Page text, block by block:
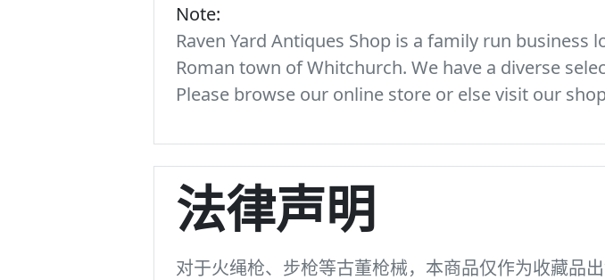
Note:
Raven Yard Antiques Shop is a family run
Roman town of Whitchurch. We have a diverse
Please browse our online store or else visit our
法律声明
对于火绳枪、步枪等古董枪械，本商品仅作为收藏品